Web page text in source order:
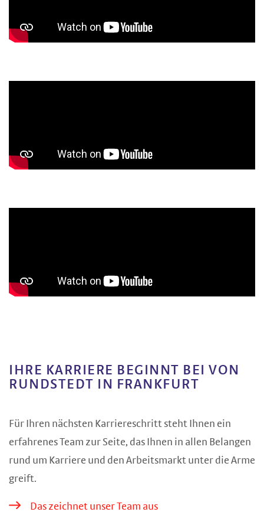
IHRE KARRIERE BEGINNT BEI VON
RUNDSTEDT IN FRANKFURT
Für Ihren nächsten Karriereschritt steht Ihnen ein
erfahrenes Team zur Seite, das Ihnen in allen Belangen
rund um Karriere und den Arbeitsmarkt unter die Arme
greift.
Das zeichnet unser Team aus